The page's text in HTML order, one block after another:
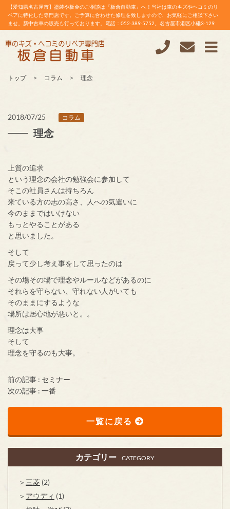
【愛知県名古屋市】塗装や板金のご相談は『板倉自動車』へ！当社は車のキズやヘコミのリ
ペアに特化した専門店です。ご予算に合わせた修理を致しますので、お気軽にご相談下さい
ませ。新中古車の販売も行っております。電話：052-389-5752。名古屋市港区小碓3-129
トップ コラム 理念
2018/07/25 コラム
理念
上質の追求
という理念の会社の勉強会に参加して
そこの社員さんは持ちろん
来ている方の志の高さ、人への気遣いに
今のままではいけない
もっとやることがある
と思いました。
そして
戻って少し考え事をして思ったのは
その場その場で理念やルールなどがあるのに
それらを守らない、守れない人がいても
そのままにするような
場所は居心地が悪いと。。
理念は大事
そして
理念を守るのも大事。
前の記事 : セミナー
次の記事 : 一番
一覧に戻る
カテゴリー CATEGORY
三菱 (2)
アウディ (1)